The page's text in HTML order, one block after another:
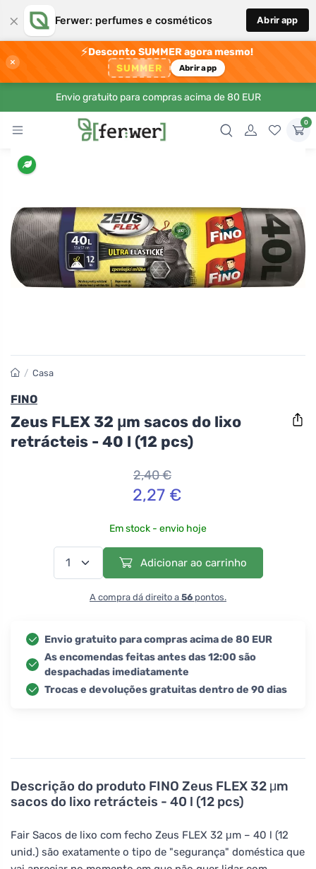
× Ferwer: perfumes e cosméticos Abrir app
×
⚡Desconto SUMMER agora mesmo!
SUMMER Abrir app
Envio gratuito para compras acima de 80 EUR
0
Descrição do produto FINO Zeus FLEX 32 μm
sacos do lixo retrácteis - 40 l (12 pcs)
Fair Sacos de lixo com fecho Zeus FLEX 32 μm – 40 l (12
unid.) são exatamente o tipo de "segurança" doméstica que
/ Casa
FINO
Zeus FLEX 32 μm sacos do lixo
retrácteis - 40 l (12 pcs)
2,40 €
2,27 €
Em stock - envio hoje
Adicionar ao carrinho
A compra dá direito a 56 pontos.
Envio gratuito para compras acima de 80 EUR
As encomendas feitas antes das 12:00 são
despachadas imediatamente
Trocas e devoluções gratuitas dentro de 90 dias